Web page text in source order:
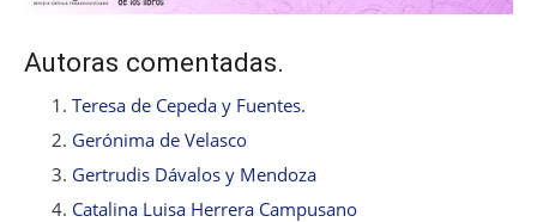
Autoras comentadas.
Teresa de Cepeda y Fuentes.
Gerónima de Velasco
Gertrudis Dávalos y Mendoza
Catalina Luisa Herrera Campusano